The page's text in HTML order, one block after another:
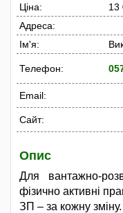
Ціна:
13
Адреса:
Ім'я:
Телефон:
Email:
Сайт:
Опис
Для вантажно-
фізично активні
ЗП – за кожну зміну.